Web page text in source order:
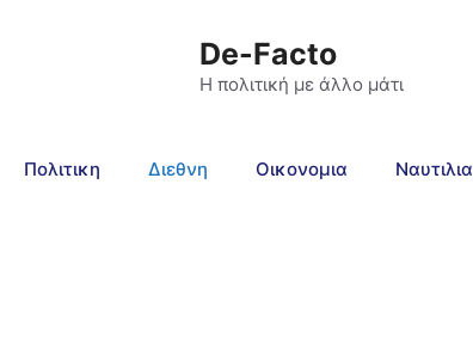
De-Facto
Η πολιτική με άλλο μάτι
Πολιτικη Διεθνη Οικονομια Ναυτιλια